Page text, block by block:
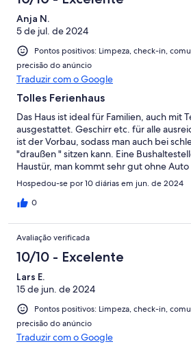
Anja N.
5 de jul. de 2024
Pontos positivos: Limpeza, check-in,
precisão do anúncio
Traduzir com o Google
Tolles Ferienhaus
Das Haus ist ideal für Familien, auch mit
ausgestattet. Geschirr etc. für alle
ist der Vorbau, sodass man auch bei
"draußen " sitzen kann. Eine
Haustür, man kommt sehr gut ohne
ideal zum Wandern, und es gibt auch
Alles in allem TOP! Einzig, aber nur
Wetters, wären ein oder zwei
gekümmert, wenn was ist!
Hospedou-se por 10 diárias em jun. de 2024
0
Avaliação verificada
10/10 - Excelente
Lars E.
15 de jun. de 2024
Pontos positivos: Limpeza, check-in,
precisão do anúncio
Traduzir com o Google